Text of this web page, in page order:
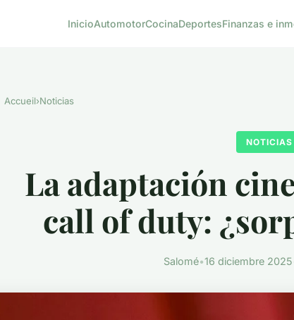
InicioAutomotorCocinaDeportesFinanzas e
Accueil›Noticias
NOTICIAS
La adaptación
call of duty:
Salomé•16 diciembre 2025